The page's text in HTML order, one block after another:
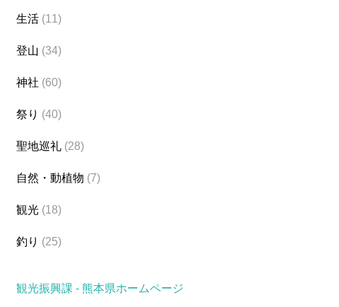
生活 (11)
登山 (34)
神社 (60)
祭り (40)
聖地巡礼 (28)
自然・動植物 (7)
観光 (18)
釣り (25)
観光振興課 - 熊本県ホームページ